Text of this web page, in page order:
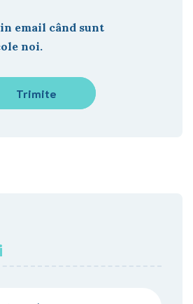
email când sunt
noi.